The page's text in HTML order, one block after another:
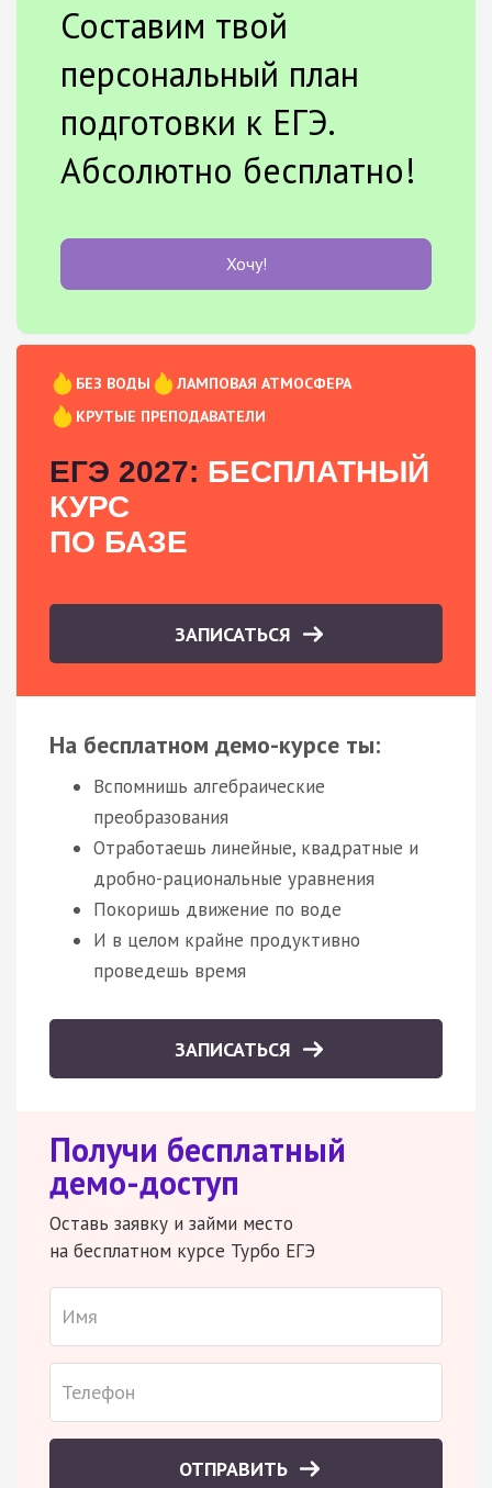
Составим твой
персональный план
подготовки к ЕГЭ.
Абсолютно бесплатно!
Хочу!
БЕЗ ВОДЫ
ЛАМПОВАЯ АТМОСФЕРА
КРУТЫЕ ПРЕПОДАВАТЕЛИ
ЕГЭ 2027: БЕСПЛАТНЫЙ
КУРС
ПО БАЗЕ
ЗАПИСАТЬСЯ
На бесплатном демо-курсе ты:
Вспомнишь алгебраические
преобразования
Отработаешь линейные, квадратные и
дробно-рациональные уравнения
Покоришь движение по воде
И в целом крайне продуктивно
проведешь время
ЗАПИСАТЬСЯ
Получи бесплатный
демо-доступ
Оставь заявку и займи место
на бесплатном курсе Турбо ЕГЭ
ОТПРАВИТЬ